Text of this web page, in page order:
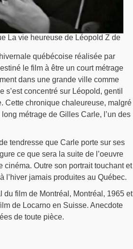
La vie heureuse de Léopold Z de
québécoise réalisée par
le film à être un court métrage
dans une grande ville comme
s’est concentré sur Léopold, gentil
Cette chronique chaleureuse, malgré
métrage de Gilles Carle, l’un des
tendresse que Carle porte sur ses
ce que sera la suite de l’oeuvre
cinéma. Outre son portrait touchant et
l’hiver jamais produites au Québec.
film de Montréal, Montréal, 1965 et
de Locarno en Suisse. Anecdote
de toute pièce.